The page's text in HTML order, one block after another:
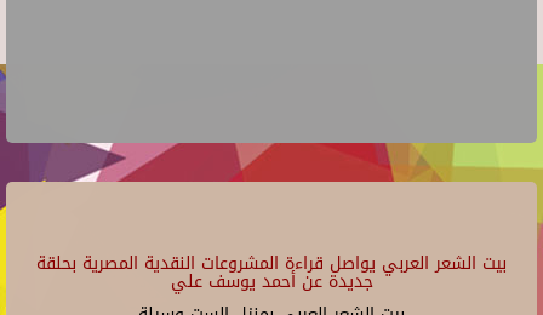
بيت الشعر العربي يواصل قراءة المشروعات النقدية المصرية بحلقة
جديدة عن أحمد يوسف علي